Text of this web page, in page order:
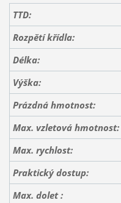
TTD:
Rozpětí křídla:
Délka:
Výška:
Prázdná hmotnost:
Max. vzletová hmotnost:
Max. rychlost:
Praktický dostup:
Max. dolet :